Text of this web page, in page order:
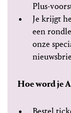
Plus-
Je krijgt
een
onze
Hoe word je